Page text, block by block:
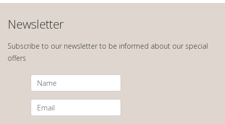
Newsletter
Subscribe to our newsletter to be informed about our special
offers